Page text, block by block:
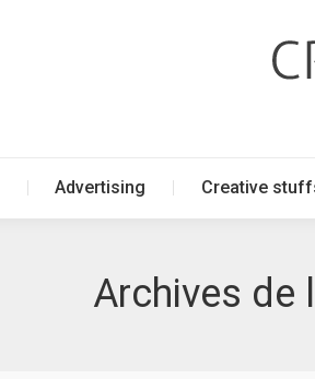
Advertising Creative
Archives de